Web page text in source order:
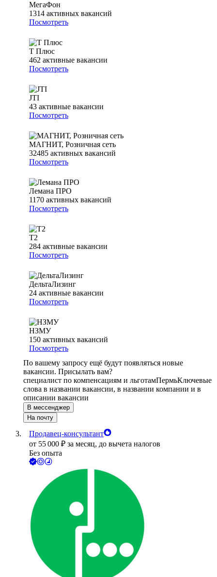
МегаФон
1314 активных вакансий
Посмотреть
Т Плюс
462 активные вакансии
Посмотреть
JTI
43 активные вакансии
Посмотреть
МАГНИТ, Розничная сеть
32485 активных вакансий
Посмотреть
Лемана ПРО
1170 активных вакансий
Посмотреть
T2
284 активные вакансии
Посмотреть
ДельтаЛизинг
24 активные вакансии
Посмотреть
НЗМУ
150 активных вакансий
Посмотреть
По вашему запросу ещё будут появляться новые
вакансии. Присылать вам?
специалист по компенсациям и льготамПермьКлючевые
слова в названии вакансии, в названии компании и в
описании вакансии
В мессенджер
На почту
Продавец-консультант
от 55 000 ₽ за месяц, до вычета налогов
Без опыта